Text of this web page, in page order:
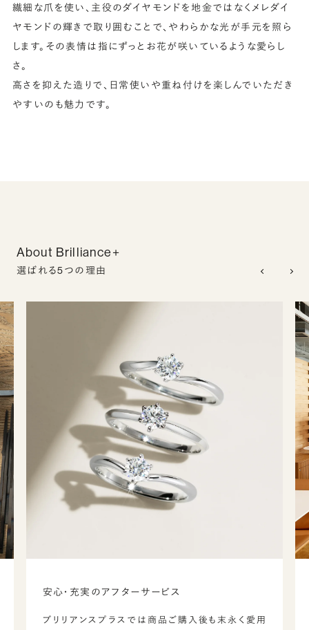
繊細な爪を使い、主役のダイヤモンドを地金ではなくメレダイ
ヤモンドの輝きで取り囲むことで、やわらかな光が手元を照ら
します。その表情は指にずっとお花が咲いているような愛らし
さ。
高さを抑えた造りで、日常使いや重ね付けを楽しんでいただき
やすいのも魅力です。
About Brilliance+
選ばれる5つの理由
安心・充実のアフターサービス
ブリリアンスプラスでは商品ご購入後も末永く愛用